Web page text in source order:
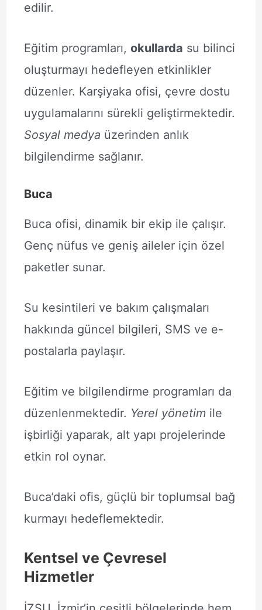
edilir.
Eğitim programları, okullarda su bilinci
oluşturmayı hedefleyen etkinlikler
düzenler. Karşiyaka ofisi, çevre dostu
uygulamalarını sürekli geliştirmektedir.
Sosyal medya üzerinden anlık
bilgilendirme sağlanır.
Buca
Buca ofisi, dinamik bir ekip ile çalışır.
Genç nüfus ve geniş aileler için özel
paketler sunar.
Su kesintileri ve bakım çalışmaları
hakkında güncel bilgileri, SMS ve e-
postalarla paylaşır.
Eğitim ve bilgilendirme programları da
düzenlenmektedir. Yerel yönetimile
işbirliği yaparak, alt yapı projelerinde
etkin rol oynar.
Buca’daki ofis, güçlü bir toplumsal bağ
kurmayı hedeflemektedir.
Kentsel ve Çevresel
Hizmetler